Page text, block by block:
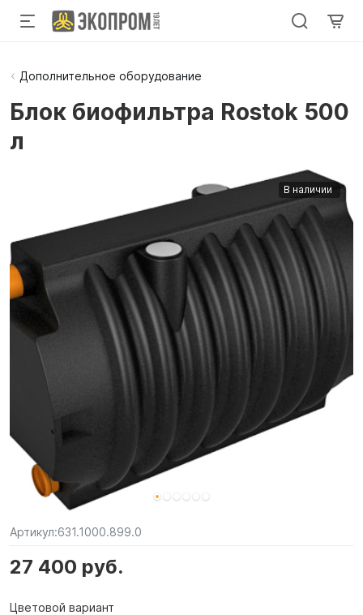
Дополнительное оборудование
Блок биофильтра Rostok 500
л
В наличии
Артикул:631.1000.899.0
27 400 руб.
Цветовой вариант